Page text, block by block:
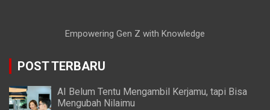
Empowering Gen Z with Knowledge
POST TERBARU
AI Belum Tentu Mengambil Kerjamu, tapi Bisa
Mengubah Nilaimu